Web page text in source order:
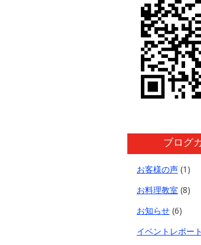
ブログ
お客様の声(1)
お料理教室 (8)
お知らせ(6)
イベントレポート